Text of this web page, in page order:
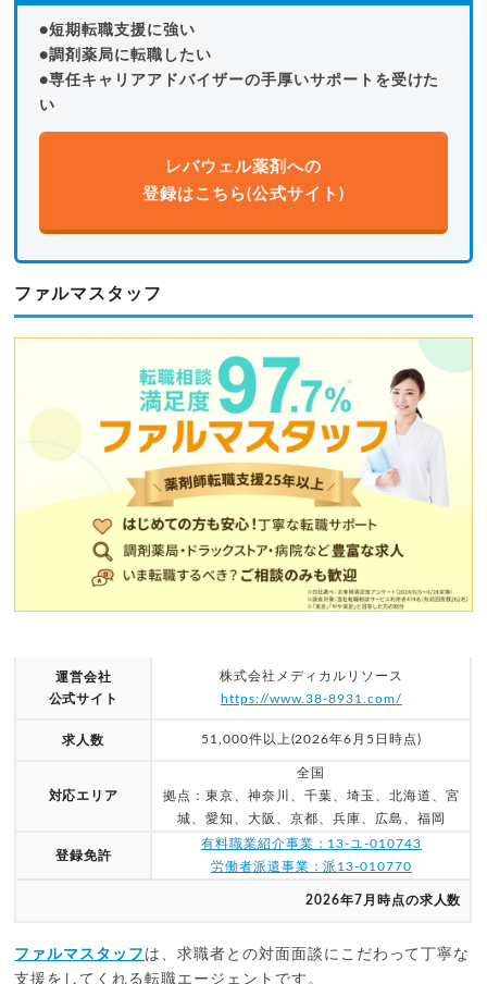
●短期転職支援に強い
●調剤薬局に転職したい
●専任キャリアアドバイザーの手厚いサポートを受けた
い
レバウェル薬剤への
登録はこちら(公式サイト)
ファルマスタッフ
運営会社
公式サイト
株式会社メディカルリソース
https://www.38-8931.com/
求人数 51,000件以上(2026年6月5日時点)
対応エリア
全国
拠点：東京、神奈川、千葉、埼玉、北海道、宮
城、愛知、大阪、京都、兵庫、広島、福岡
登録免許
有料職業紹介事業：13-ユ-010743
労働者派遣事業：派13-010770
2026年7月時点の求人数
ファルマスタッフ は、求職者との対面面談にこだわって丁寧な
支援をしてくれる転職エージェントです。